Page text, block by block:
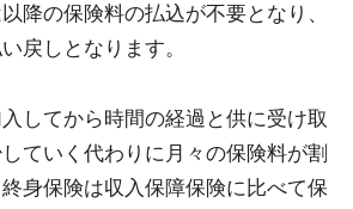
降の保険料の払込が不要となり、
戻しとなります。
してから時間の経過と供に受け取
ていく代わりに月々の保険料が割
身保険は収入保障保険に比べて保